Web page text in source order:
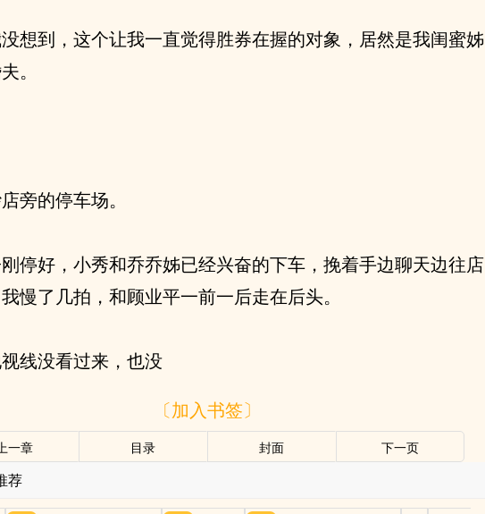
想到，这个让我一直觉得胜券在握的对象，居然是我闺蜜姊
。
旁的停车场。
停好，小秀和乔乔姊已经兴奋的下车，挽着手边聊天边往店
慢了几拍，和顾业平一前一后走在后头。
线没看过来，也没
〔加入书签〕
一章 目录 封面 下一页
荐